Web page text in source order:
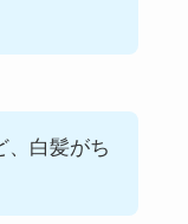
、白髪がち